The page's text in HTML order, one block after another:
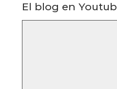
El blog en